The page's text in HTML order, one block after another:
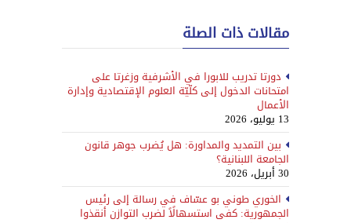
مقالات ذات الصلة
دورتا تدريب للابورا في الأشرفية وزغرتا على
امتحانات الدخول إلى كلّيّة العلوم الإقتصادية وإدارة
الأعمال
13 يوليو، 2026
بين التمديد والمداورة: هل يُضرب جوهر قانون
الجامعة اللبنانية؟
30 أبريل، 2026
الخوري طوني بو عسّاف في رسالة إلى رئيس
الجمهورية: كفى استسهالًاً لضرب التوازن أنقذوا